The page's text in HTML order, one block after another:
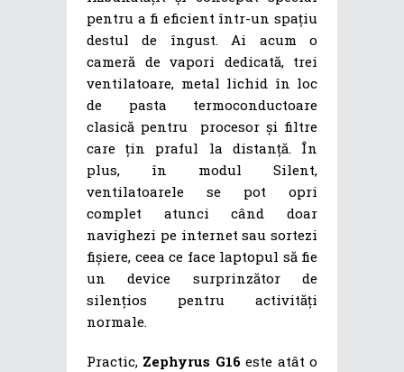
pentru a fi eficient într-un spațiu
destul de îngust. Ai acum o
cameră de vapori dedicată, trei
ventilatoare, metal lichid în loc
de pasta termoconductoare
clasică pentru procesor și filtre
care țin praful la distanță. În
plus, în modul Silent,
ventilatoarele se pot opri
complet atunci când doar
navighezi pe internet sau sortezi
fișiere, ceea ce face laptopul să fie
un device surprinzător de
silențios pentru activități
normale.
Practic, Zephyrus G16este atât o